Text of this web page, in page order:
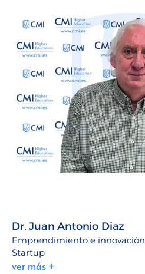
Dr. Juan Antonio Diaz
Emprendimiento e
Startup
ver más +